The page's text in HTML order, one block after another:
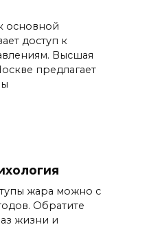
основной
доступ к
Высшая
предлагает
жара можно с
Обратите
жизни и